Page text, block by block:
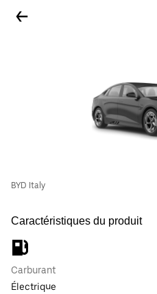
BYD Italy
Caractéristiques du produit
Carburant
Électrique